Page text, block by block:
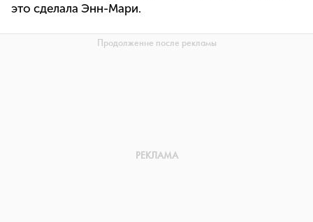
это сделала Энн-Мари.